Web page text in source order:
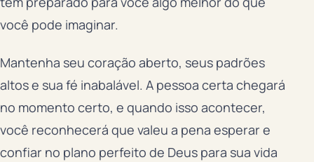
você pode imaginar.
Mantenha seu coração aberto, seus padrões
altos e sua fé inabalável. A pessoa certa chegará
no momento certo, e quando isso acontecer,
você reconhecerá que valeu a pena esperar e
confiar no plano perfeito de Deus para sua vida